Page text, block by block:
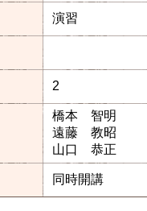
演習
2
橋本 智明
遠藤 教昭
山口 恭正
同時開講